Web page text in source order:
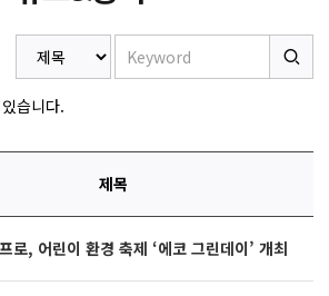
습니다.
제목
로, 어린이 환경 축제 ‘에코 그린데이’ 개최